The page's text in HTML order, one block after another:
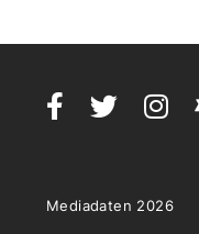
Mediadaten 2026